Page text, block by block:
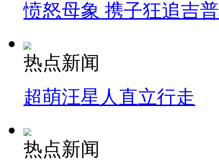
愤怒母象 携子狂追吉
热点新闻
超萌汪星人直立行走
热点新闻